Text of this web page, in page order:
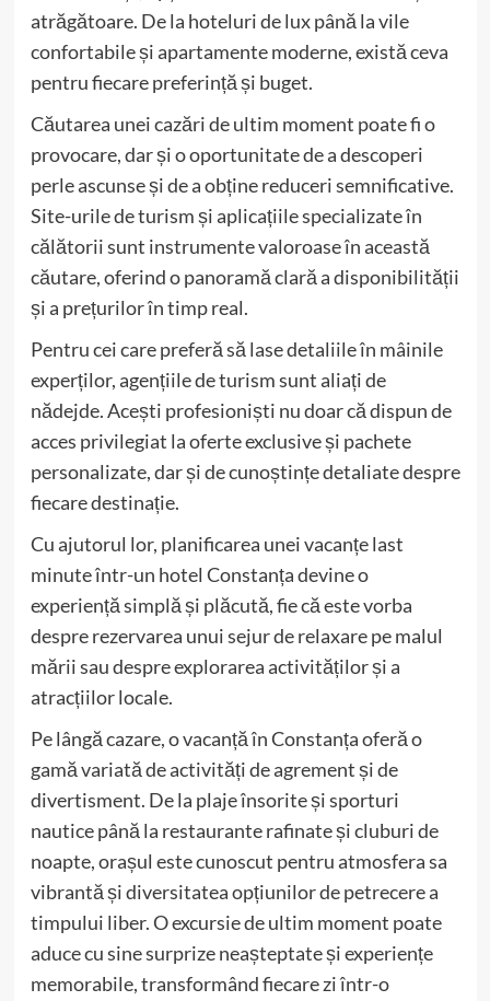
atrăgătoare. De la hoteluri de lux până la vile
confortabile și apartamente moderne, există ceva
pentru fiecare preferință și buget.
Căutarea unei cazări de ultim moment poate fi o
provocare, dar și o oportunitate de a descoperi
perle ascunse și de a obține reduceri semnificative.
Site-urile de turism și aplicațiile specializate în
călătorii sunt instrumente valoroase în această
căutare, oferind o panoramă clară a disponibilității
și a prețurilor în timp real.
Pentru cei care preferă să lase detaliile în mâinile
experților, agențiile de turism sunt aliați de
nădejde. Acești profesioniști nu doar că dispun de
acces privilegiat la oferte exclusive și pachete
personalizate, dar și de cunoștințe detaliate despre
fiecare destinație.
Cu ajutorul lor, planificarea unei vacanțe last
minute într-un hotel Constanța devine o
experiență simplă și plăcută, fie că este vorba
despre rezervarea unui sejur de relaxare pe malul
mării sau despre explorarea activităților și a
atracțiilor locale.
Pe lângă cazare, o vacanță în Constanța oferă o
gamă variată de activități de agrement și de
divertisment. De la plaje însorite și sporturi
nautice până la restaurante rafinate și cluburi de
noapte, orașul este cunoscut pentru atmosfera sa
vibrantă și diversitatea opțiunilor de petrecere a
timpului liber. O excursie de ultim moment poate
aduce cu sine surprize neașteptate și experiențe
memorabile, transformând fiecare zi într-o